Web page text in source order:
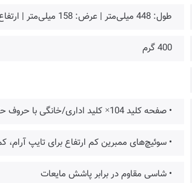
طول: 448 میلی‌متر | عرض: 158 میلی‌متر | ارتفاع: 25 میلی‌متر
400 گرم
• صفحه کلید 104× کلید اداری/خانگی با حروف حک شده فارسی و انگلیسی
• سوئیچ‌های ممبرین کم‌ ارتفاع برای تایپ
• شاسی مقاوم در برابر پاشش مایعات